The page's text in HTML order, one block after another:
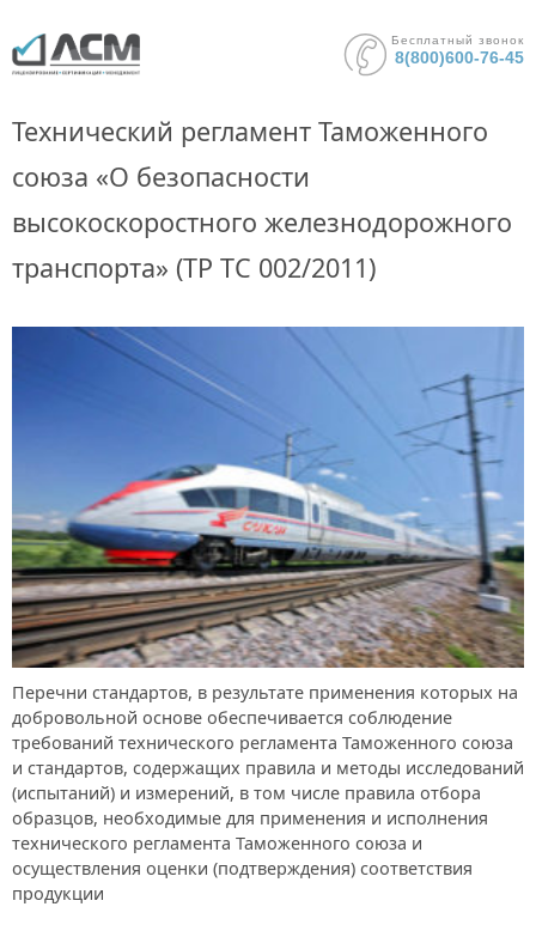
Бесплатный звонок
8(800)600-76-45
Технический регламент Таможенного
союза «О безопасности
высокоскоростного железнодорожного
транспорта» (ТР ТС 002/2011)
Перечни стандартов, в результате применения которых на
добровольной основе обеспечивается соблюдение
требований технического регламента Таможенного союза
и стандартов, содержащих правила и методы исследований
(испытаний) и измерений, в том числе правила отбора
образцов, необходимые для применения и исполнения
технического регламента Таможенного союза и
осуществления оценки (подтверждения) соответствия
продукции